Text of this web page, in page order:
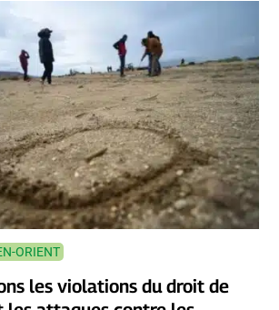
ORIENT
les violations du droit de